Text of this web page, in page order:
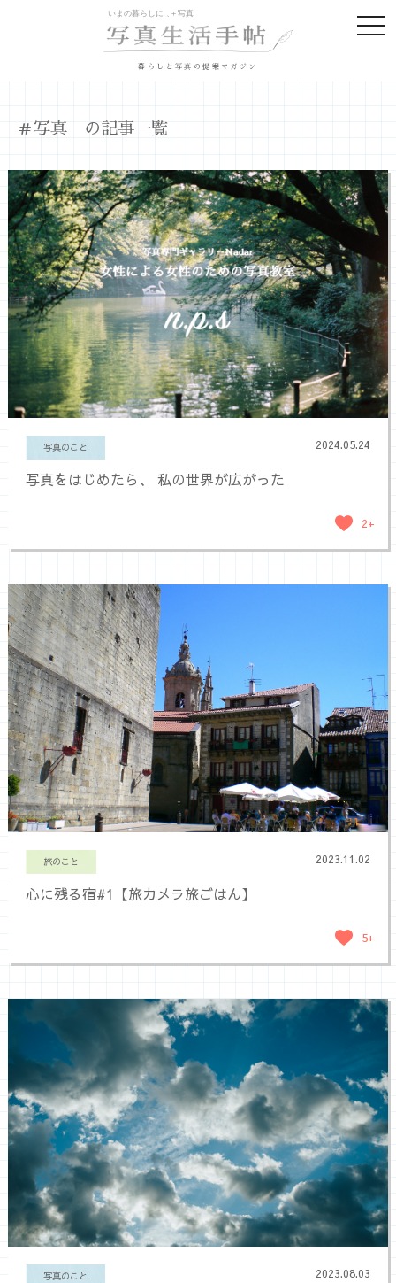
暮らしと写真の提案マガジン
＃写真 の記事一覧
写真のこと 2024.05.24
写真をはじめたら、 私の世界が広がった
2+
旅のこと 2023.11.02
心に残る宿#1【旅カメラ旅ごはん】
5+
写真のこと 2023.08.03